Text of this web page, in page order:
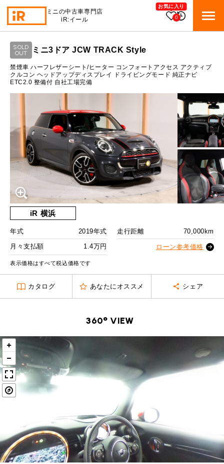
ミニの中古車専門店
iR:イール
お気に入り
0
BMW MINI BMWミニ 在庫検索
ROVER MINI ローバーミニ 在庫検索
TRADE 買取
TOP
iRの買取が他社よりも高い理由
売却手順
必要書類
iRで愛車を売却されたお客様の声
BMWミニ買取査定依頼
ローバーミニ買取査定依頼
MAINTENANCE メンテナンス
TOP
BMWミニ メンテナンス
ローバーミニ メンテナンス
最近の修理実績
BLOG & MEDIA ブログ＆メディア
TOP
スタッフブログ
User's Voice 購入者様の声
Movie
MINI KNOWLEDGE ミニナレッジ
BMWミニナレッジ
ローバーミニナレッジ
ABOUT iR iRについて
会社概要
MAP
RECRUIT 採用情報
お問い合わせ
サービス工場
iR TECH FACTORY
ROVER MINI
iR MAKERS
TEL
MAP
買取
査定依頼
営業時間
10:00～18:00
定休日
月曜日（祝日の場合は火曜日）
月々支払額
総支払額 265.8 万円
頭金 30 万円
支払回数 84 回
ボーナス支払回数/年 2 回
内訳
2回目以降 19,700 円
ボーナス月追加額 円
残価ローンの場合
総支払額 276.4 万円
頭金 30 万円
残価 56
支払回数
内訳
1回目 17,579 円
SOLD
OUT
ミニ3ドア JCW TRACK Style
禁煙車 ハーフレザーシート/ヒーター コンフォートアクセス アクティブ
クルコン ヘッドアップディスプレイ ドライビングモード 純正ナビ
ETC2.0 整備付 自社工場完備
iR 横浜
年式 2019年式 走行距離
70,000km
月々支払額
1.4万円 ローン参考価格
表示価格はすべて税込価格です
カタログ あなたにオススメ シェア
360° VIEW